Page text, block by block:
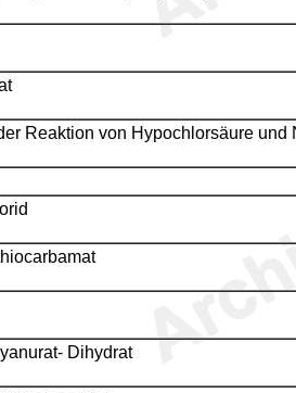
Reaktion von Hypochlorsäure und
Dihydrat